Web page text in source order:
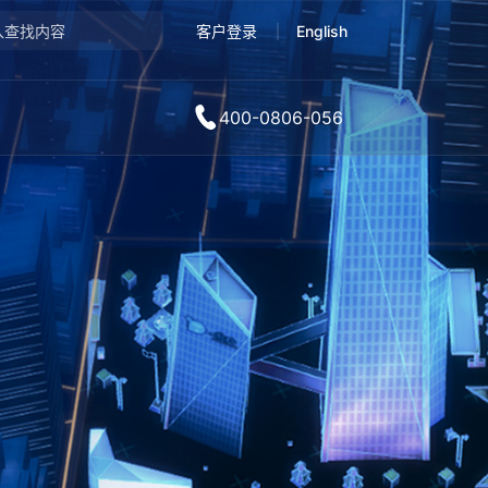
客户登录 English
400-0806-056